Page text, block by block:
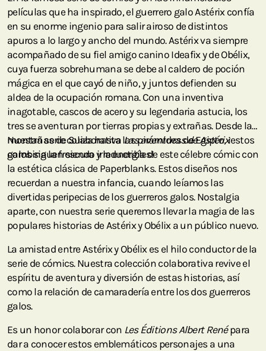
películas que ha inspirado, el guerrero galo Astérix confía
en su enorme ingenio para salir airoso de distintos
apuros a lo largo y ancho del mundo. Astérix va siempre
acompañado de su fiel amigo canino Ideafix y de Obélix,
cuya fuerza sobrehumana se debe al caldero de poción
mágica en el que cayó de niño, y juntos defienden su
aldea de la ocupación romana. Con una inventiva
inagotable, cascos de acero y su legendaria astucia, los
tres se aventuran por tierras propias y extrañas. Desde las
montañas de Suiza hasta las pirámides de Egipto, ¡estos
galos siguen siendo irreductibles!
Nuestra serie colaborativaLas aventuras de Astérix
combina la frescura y la energía de este célebre cómic con
la estética clásica de Paperblanks. Estos diseños nos
recuerdan a nuestra infancia, cuando leíamos las
divertidas peripecias de los guerreros galos. Nostalgia
aparte, con nuestra serie queremos llevar la magia de las
populares historias de Astérix y Obélix a un público nuevo.
La amistad entre Astérix y Obélix es el hilo conductor de la
serie de cómics. Nuestra colección colaborativa revive el
espíritu de aventura y diversión de estas historias, así
como la relación de camaradería entre los dos guerreros
galos.
Es un honor colaborar con Les Éditions Albert Renépara
dar a conocer estos emblemáticos personajes a una